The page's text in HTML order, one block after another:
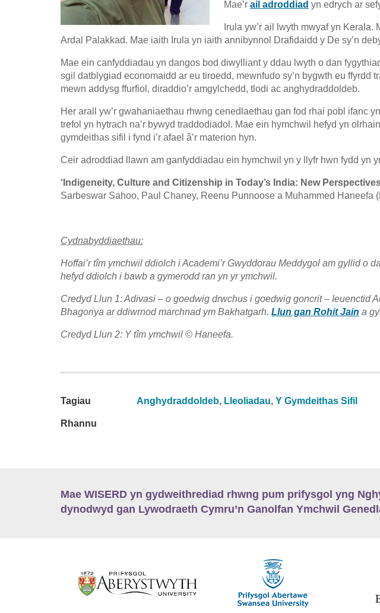
Mae’r ail adroddiad yn edrych ar
Irula yw’r ail lwyth mwyaf yn Kerala.
Ardal Palakkad. Mae iaith Irula yn iaith annibynnol Drafidaidd y De sy’n
Mae ein canfyddiadau yn dangos bod diwylliant y ddau lwyth o dan
sgil datblygiad economaidd ar eu tiroedd, mewnfudo sy’n bygwth eu ffyrdd
mewn addysg ffurfiol, diraddio’r amgylchedd, tlodi ac anghydraddoldeb.
Her arall yw’r gwahaniaethau rhwng cenedlaethau gan fod rhai pobl ifanc
trefol yn hytrach na’r bywyd traddodiadol. Mae ein hymchwil hefyd yn
gymdeithas sifil i fynd i’r afael â’r materion hyn.
Ceir adroddiad llawn am ganfyddiadau ein hymchwil yn y llyfr hwn fydd yn
‘Indigeneity, Culture and Citizenship in Today’s India: New
Sarbeswar Sahoo, Paul Chaney, Reenu Punnoose a Muhammed Haneefa
Cydnabyddiaethau:
Hoffai’r tîm ymchwil ddiolch i Academi’r Gwyddorau Meddygol am gyllid o
hefyd ddiolch i bawb a gymerodd ran yn yr ymchwil.
Credyd Llun 1: Adivasi – o goedwig drwchus i goedwig goncrit – Ieuenctid
Bhagoriya ar ddiwrnod marchnad ym Bakhatgarh. Llun gan Rohit Jain a
Credyd Llun 2: Y tîm ymchwil © Haneefa.
Tagiau Anghydraddoldeb, Lleoliadau, Y Gymdeithas Sifil
Rhannu
Mae WISERD yn gydweithrediad rhwng pum prifysgol yng
dynodwyd gan Lywodraeth Cymru’n Ganolfan Ymchwil